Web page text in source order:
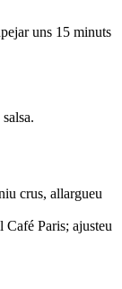
uns 15 minuts
crus, allargueu
Café Paris; ajusteu